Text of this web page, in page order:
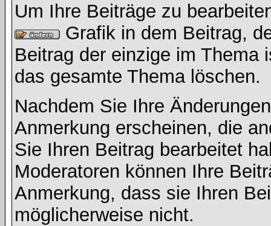
Um Ihre Beiträge zu
Grafik in dem Beitrag,
Beitrag der einzige im Thema
das gesamte Thema löschen.
Nachdem Sie Ihre
Anmerkung erscheinen, die
Sie Ihren Beitrag bearbeitet
Moderatoren können Ihre
Anmerkung, dass sie Ihren
möglicherweise nicht.